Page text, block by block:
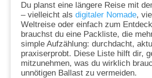
Du planst eine längere Reise mit
– vielleicht als digitaler Nomade,
Weltreise oder einfach zum
brauchst du eine Packliste, die
simple Aufzählung: durchdacht,
praxiserprobt. Diese Liste hilft dir,
mitzunehmen, was du wirklich
unnötigen Ballast zu vermeiden.